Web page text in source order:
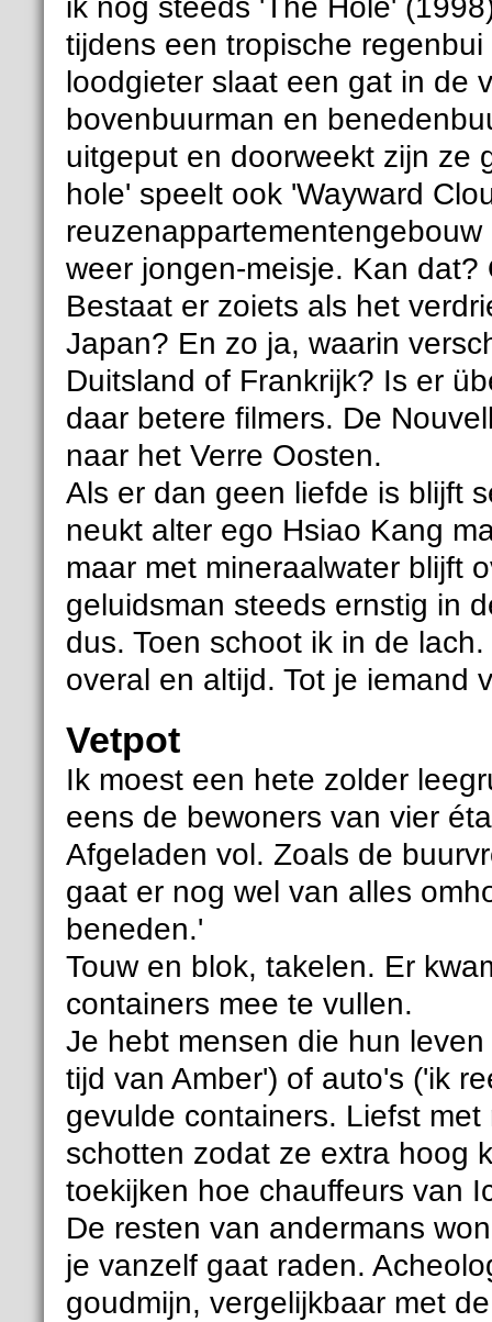
ik nog steeds 'The Hole'
tijdens een tropische
loodgieter slaat een gat in de
bovenbuurman en
uitgeput en doorweekt zijn ze
hole' speelt ook 'Wayward
weer jongen-meisje. Kan
Bestaat er zoiets als het
Japan? En zo ja, waarin
Duitsland of Frankrijk? Is er
daar betere filmers. De
naar het Verre Oosten.
Als er dan geen liefde is blijft
neukt alter ego Hsiao Kang
maar met mineraalwater blijft
geluidsman steeds ernstig in
dus. Toen schoot ik in de
overal en altijd. Tot je iemand
Vetpot
Ik moest een hete zolder
eens de bewoners van vier
Afgeladen vol. Zoals de
gaat er nog wel van alles
beneden.'
Touw en blok, takelen. Er
containers mee te vullen.
Je hebt mensen die hun
tijd van Amber') of auto's ('ik
gevulde containers. Liefst
schotten zodat ze extra hoog
toekijken hoe chauffeurs van
De resten van andermans
je vanzelf gaat raden.
goudmijn, vergelijkbaar met